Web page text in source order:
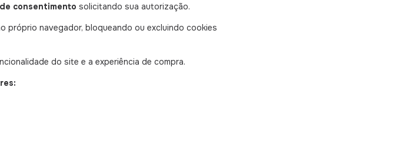
consentimento solicitando sua autorização.
próprio navegador, bloqueando ou excluindo cookies
do site e a experiência de compra.